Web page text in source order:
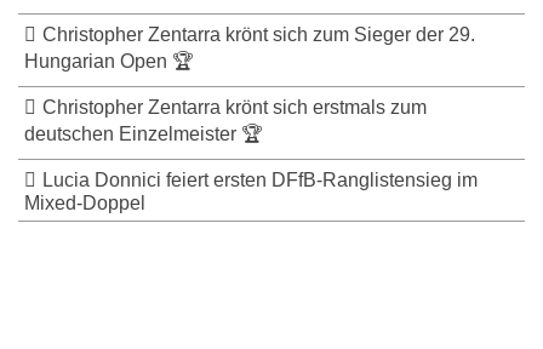
Christopher Zentarra krönt sich zum Sieger der 29.
Hungarian Open 🏆
Christopher Zentarra krönt sich erstmals zum
deutschen Einzelmeister 🏆
Lucia Donnici feiert ersten DFfB-Ranglistensieg im
Mixed-Doppel